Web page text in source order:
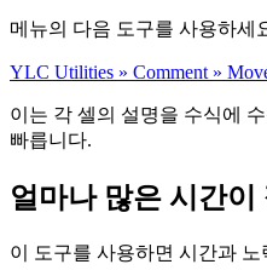
메뉴의 다음 도구를 사용하세
YLC Utilities » Comment »
이는 각 셀의 설명을 수식에
빠릅니다.
얼마나 많은 시간이
이 도구를 사용하면 시간과